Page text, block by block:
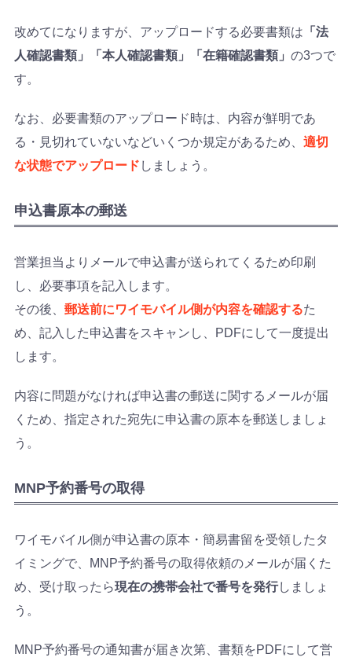
改めてになりますが、アップロードする必要書類は 「法
人確認書類」「本人確認書類」「在籍確認書類」 の3つで
す。
なお、必要書類のアップロード時は、内容が鮮明であ
る・見切れていないなどいくつか規定があるため、 適切
な状態でアップロード しましょう。
申込書原本の郵送
営業担当よりメールで申込書が送られてくるため印刷
し、必要事項を記入します。
その後、 郵送前にワイモバイル側が内容を確認するた
め、記入した申込書をスキャンし、PDFにして一度提出
します。
内容に問題がなければ申込書の郵送に関するメールが届
くため、指定された宛先に申込書の原本を郵送しましょ
う。
MNP予約番号の取得
ワイモバイル側が申込書の原本・簡易書留を受領したタ
イミングで、MNP予約番号の取得依頼のメールが届くた
め、受け取ったら現在の携帯会社で番号を発行しましょ
う。
MNP予約番号の通知書が届き次第、書類をPDFにして営